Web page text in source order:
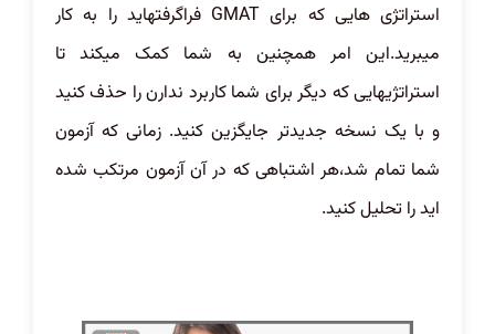
استراتژی هایی که برای GMAT فراگرفتهاید را به کار
میبرید.این امر همچنین به شما کمک میکند تا
استراتژیهایی که دیگر برای شما کاربرد ندارن را حذف کنید
و با یک نسخه جدیدتر جایگزین کنید. زمانی که آزمون
شما تمام شد،هر اشتباهی که در آن آزمون مرتکب شده
اید را تحلیل کنید.